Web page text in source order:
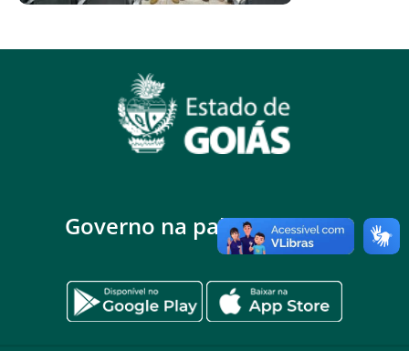
Governo na palma da mão